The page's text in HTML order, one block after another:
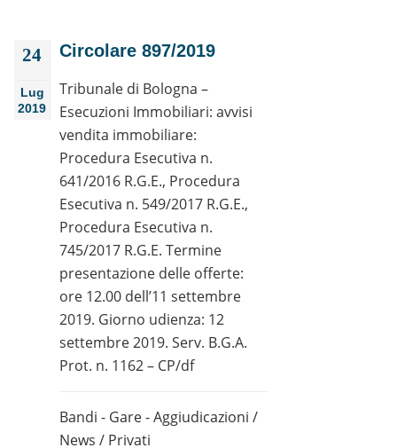
24
Lug
2019
Circolare 897/2019
Tribunale di Bologna –
Esecuzioni Immobiliari: avvisi
vendita immobiliare:
Procedura Esecutiva n.
641/2016 R.G.E., Procedura
Esecutiva n. 549/2017 R.G.E.,
Procedura Esecutiva n.
745/2017 R.G.E. Termine
presentazione delle offerte:
ore 12.00 dell’11 settembre
2019. Giorno udienza: 12
settembre 2019. Serv. B.G.A.
Prot. n. 1162 – CP/df
Bandi - Gare - Aggiudicazioni /
News / Privati